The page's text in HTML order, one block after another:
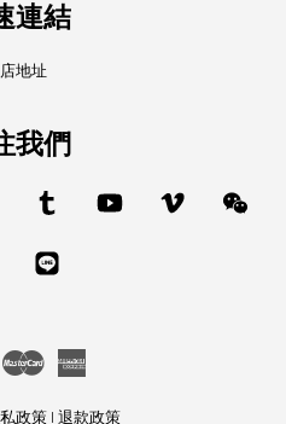
連結
地址
我們
Instagram Tumblr YouTube Vimeo
Whatsapp
Visa Master
政策 | 退款政策